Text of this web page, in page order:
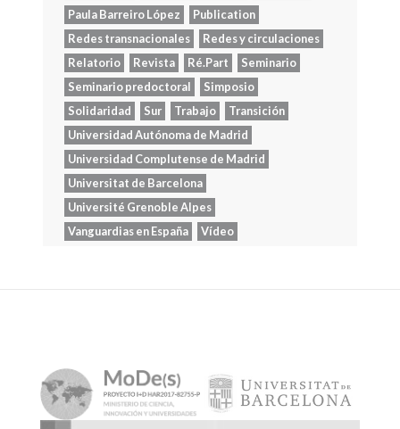
Paula Barreiro López
Publication
Redes transnacionales
Redes y circulaciones
Relatorio
Revista Ré.Part
Seminario
Seminario predoctoral
Simposio
Solidaridad
Sur Trabajo
Transición
Universidad Autónoma de Madrid
Universidad Complutense de Madrid
Universitat de Barcelona
Université Grenoble Alpes
Vanguardias en España
Vídeo